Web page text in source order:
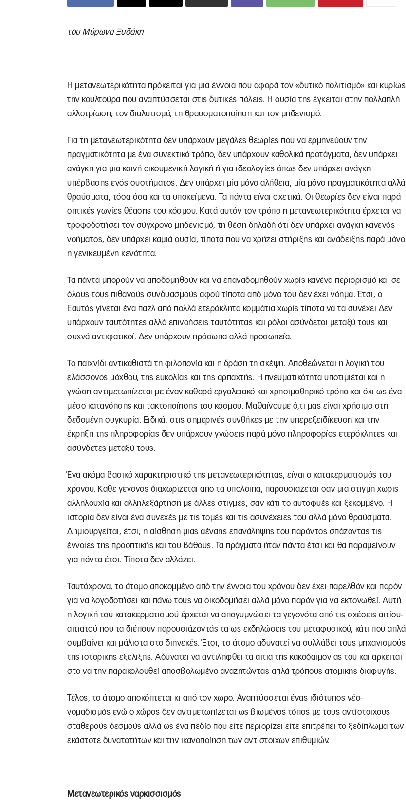
του Μύρωνα Ξυδάκη
Η μετανεωτερικότητα πρόκειται για μια έννοια που αφορά τον «δυτικό πολιτισμό» και κυρίως
την κουλτούρα που αναπτύσσεται στις δυτικές πόλεις. Η ουσία της έγκειται στην πολλαπλή
αλλοτρίωση, τον διαλυτισμό, τη θραυσματοποίηση και τον μηδενισμό.
Για τη μετανεωτερικότητα δεν υπάρχουν μεγάλες θεωρίες που να ερμηνεύουν την
πραγματικότητα με ένα συνεκτικό τρόπο, δεν υπάρχουν καθολικά προτάγματα, δεν υπάρχει
ανάγκη για μια κοινή οικουμενική λογική ή για ιδεολογίες όπως δεν υπάρχει ανάγκη
υπέρβασης ενός συστήματος. Δεν υπάρχει μία μόνο αλήθεια, μία μόνο πραγματικότητα αλλά
θραύσματα, τόσα όσα και τα υποκείμενα. Τα πάντα είναι σχετικά. Οι θεωρίες δεν είναι παρά
οπτικές γωνίες θέασης του κόσμου. Κατά αυτόν τον τρόπο η μετανεωτερικότητα έρχεται να
τροφοδοτήσει τον σύγχρονο μηδενισμό, τη θέση δηλαδή ότι δεν υπάρχει ανάγκη κανενός
νοήματος, δεν υπάρχει καμιά ουσία, τίποτα που να χρήζει στήριξης και ανάδειξης παρά μόνο
η γενικευμένη κενότητα.
Τα πάντα μπορούν να αποδομηθούν και να επαναδομηθούν χωρίς κανένα περιορισμό και σε
όλους τους πιθανούς συνδυασμούς αφού τίποτα από μόνο του δεν έχει νόημα. Έτσι, ο
Εαυτός γίνεται ένα παζλ από πολλά ετερόκλητα κομμάτια χωρίς τίποτα να τα συνέχει Δεν
υπάρχουν ταυτότητες αλλά επινοήσεις ταυτότητας και ρόλοι ασύνδετοι μεταξύ τους και
συχνά αντιφατικοί. Δεν υπάρχουν πρόσωπα αλλά προσωπεία.
Το παιχνίδι αντικαθιστά τη φιλοπονία και η δράση τη σκέψη. Αποθεώνεται η λογική του
ελάσσονος μόχθου, της ευκολίας και της αρπαχτής. Η πνευματικότητα υποτιμιέται και η
γνώση αντιμετωπίζεται με έναν καθαρά εργαλειακό και χρησιμοθηρικό τρόπο και όχι ως ένα
μέσο κατανόησης και τακτοποίησης του κόσμου. Μαθαίνουμε ό,τι μας είναι χρήσιμο στη
δεδομένη συγκυρία. Ειδικά, στις σημερινές συνθήκες με την υπερεξειδίκευση και την
έκρηξη της πληροφορίας δεν υπάρχουν γνώσεις παρά μόνο πληροφορίeς ετερόκλητες και
ασύνδετες μεταξύ τους.
Ένα ακόμα βασικό χαρακτηριστικό της μετανεωτερικότητας, είναι ο κατακερματισμός του
χρόνου. Κάθε γεγονός διαχωρίζεται από τα υπόλοιπα, παρουσιάζεται σαν μια στιγμή χωρίς
αλληλουχία και αλληλεξάρτηση με άλλες στιγμές, σαν κάτι το αυτοφυές και ξεκομμένο. Η
ιστορία δεν είναι ένα συνεχές με τις τομές και τις ασυνέχειες του αλλά μόνο θραύσματα.
Δημιουργείται, έτσι, η αίσθηση μιας αέναης επανάληψης του παρόντος σπάζοντας τις
έννοιες της προοπτικής και του βάθους. Τα πράγματα ήταν πάντα έτσι και θα παραμείνουν
για πάντα έτσι. Τίποτα δεν αλλάζει.
Ταυτόχρονα, το άτομο αποκομμένο από την έννοια του χρόνου δεν έχει παρελθόν και παρόν
για να λογοδοτήσει και πάνω τους να οικοδομήσει αλλά μόνο παρόν για να εκτονωθεί. Αυτή
η λογική του κατακερματισμού έρχεται να απογυμνώσει τα γεγονότα από τις σχέσεις αιτίου-
αιτιατού που τα διέπουν παρουσιάζοντάς τα ως εκδηλώσεις του μεταφυσικού, κάτι που απλά
συμβαίνει και μάλιστα στο διηνεκές. Έτσι, το άτομο αδυνατεί να συλλάβει τους μηχανισμούς
της ιστορικής εξέλιξης. Αδυνατεί να αντιληφθεί τα αίτια της κακοδαιμονίας του και αρκείται
στο να την παρακολουθεί αποσβολωμένο αναζητώντας απλά τρόπους ατομικής διαφυγής.
Τέλος, το άτομο αποκόπτεται κι από τον χώρο. Αναπτύσσεται ένας ιδιότυπος νέο-
νομαδισμός ενώ ο χώρος δεν αντιμετωπίζεται ως βιωμένος τόπος με τους αντίστοιχους
σταθερούς δεσμούς αλλά ως ένα πεδίο που είτε περιορίζει είτε επιτρέπει το ξεδίπλωμα των
εκάστοτε δυνατοτήτων και την ικανοποίηση των αντίστοιχων επιθυμιών.
Μετανεωτερικός ναρκισσισμός